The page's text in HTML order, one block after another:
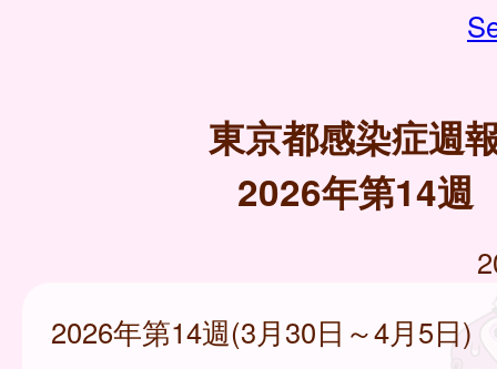
東京都感染症週
2026年第14週
2026年第14週(3月30日～4月5日)